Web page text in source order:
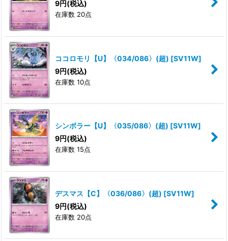
9円(税込)
在庫数 20点
ココロモリ【U】〈034/086〉(超) [SV11W]
9円(税込)
在庫数 10点
シンボラー【U】〈035/086〉(超) [SV11W]
9円(税込)
在庫数 15点
デスマス【C】〈036/086〉(超) [SV11W]
9円(税込)
在庫数 20点